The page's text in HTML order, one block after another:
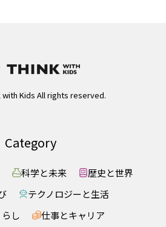
with Kids All rights reserved.
Category
科学と未来
歴史と世界
テクノロジーと生活
し
仕事とキャリア